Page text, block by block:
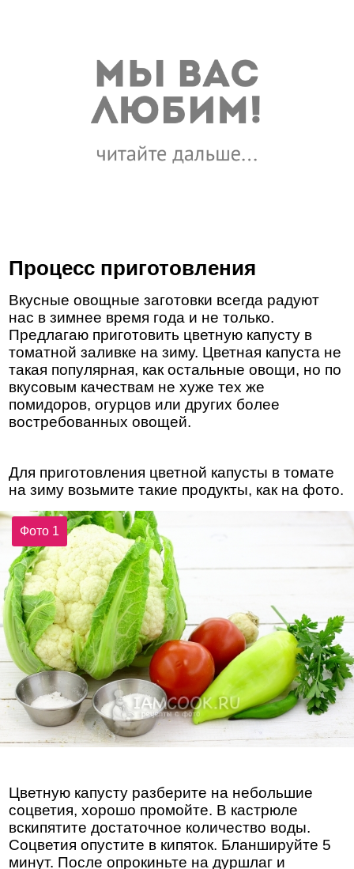
Процесс приготовления
Вкусные овощные заготовки всегда радуют
нас в зимнее время года и не только.
Предлагаю приготовить цветную капусту в
томатной заливке на зиму. Цветная капуста не
такая популярная, как остальные овощи, но по
вкусовым качествам не хуже тех же
помидоров, огурцов или других более
востребованных овощей.
Для приготовления цветной капусты в томате
на зиму возьмите такие продукты, как на фото.
Фото 1
Цветную капусту разберите на небольшие
соцветия, хорошо промойте. В кастрюле
вскипятите достаточное количество воды.
Соцветия опустите в кипяток. Бланшируйте 5
минут. После опрокиньте на дуршлаг и